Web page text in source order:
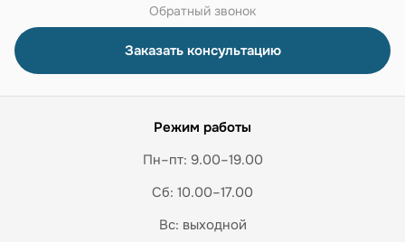
Обратный звонок
Заказать консультацию
Режим работы
Пн–пт: 9.00–19.00
Сб: 10.00–17.00
Вс: выходной